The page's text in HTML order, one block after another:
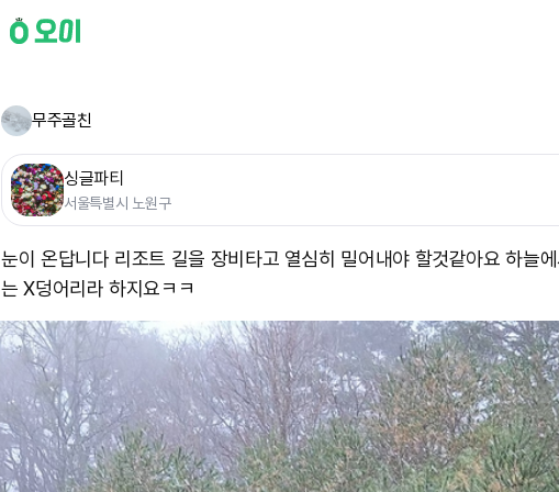
무주골친
싱글파티
서울특별시 노원구
눈이 온답니다 리조트 길을 장비타고 열심히 밀어내야 할것같아요 하늘
는 X덩어리라 하지요ㅋㅋ